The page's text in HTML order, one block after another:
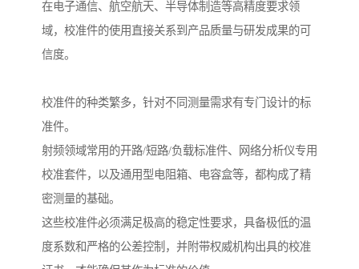
在电子通信、航空航天、半导体制造等高精度要求领
域，校准件的使用直接关系到产品质量与研发成果的可
信度。
校准件的种类繁多，针对不同测量需求有专门设计的标
准件。
射频领域常用的开路/短路/负载标准件、网络分析仪专用
校准套件，以及通用型电阻箱、电容盒等，都构成了精
密测量的基础。
这些校准件必须满足极高的稳定性要求，具备极低的温
度系数和严格的公差控制，并附带权威机构出具的校准